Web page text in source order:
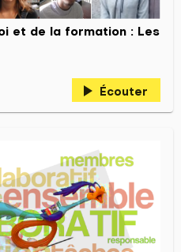
et de la formation : Les
play_arrow Écouter